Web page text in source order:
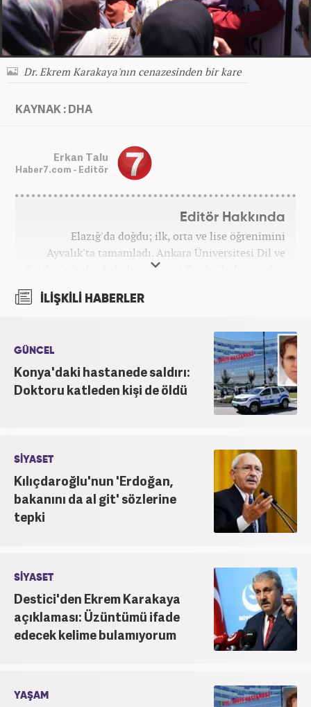
Dr. Ekrem Karakaya'nın cenazesinden bir kare
KAYNAK : DHA
Erkan Talu
Haber7.com - Editör
Editör Hakkında
Elazığ'da doğdu; ilk, orta ve lise öğrenimini
Ayvalık'ta tamamladı. Ankara Üniversitesi Dil ve
Tarih-Coğrafya Fakültesi "Sanat Tarihi" bölümünden
üzerine eğitimler aldı. Haberciliğe "muhabir" olarak
Kariyerine, Haber7'de "editör" olarak devam ediyor.
İLİŞKİLİ HABERLER
GÜNCEL
Konya'daki hastanede saldırı:
Doktoru katleden kişi de öldü
SİYASET
Kılıçdaroğlu'nun 'Erdoğan,
bakanını da al git' sözlerine
tepki
SİYASET
Destici'den Ekrem Karakaya
açıklaması: Üzüntümü ifade
edecek kelime bulamıyorum
YAŞAM